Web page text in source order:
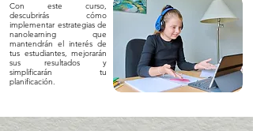
Con este curso,
descubrirás cómo
implementar estrategias de
nanolearning que
mantendrán el interés de
tus estudiantes, mejorarán
sus resultados y
simplificarán tu
planificación.